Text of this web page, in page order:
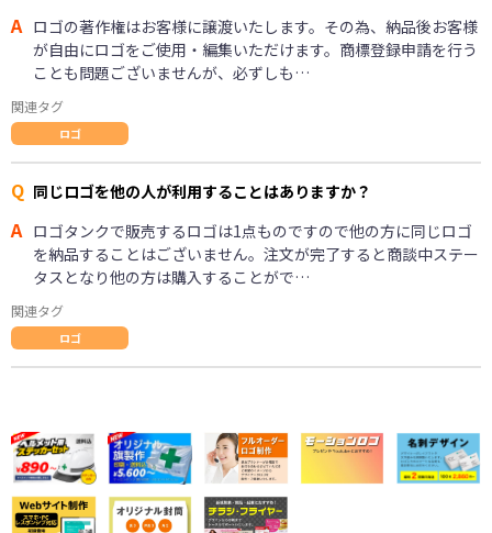
A ロゴの著作権はお客様に譲渡いたします。その為、納品後お客様
が自由にロゴをご使用・編集いただけます。商標登録申請を行う
ことも問題ございませんが、必ずしも…
関連タグ
ロゴ
Q 同じロゴを他の人が利用することはありますか？
A ロゴタンクで販売するロゴは1点ものですので他の方に同じロゴ
を納品することはございません。注文が完了すると商談中ステー
タスとなり他の方は購入することがで…
関連タグ
ロゴ